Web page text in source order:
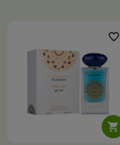

favorite_border